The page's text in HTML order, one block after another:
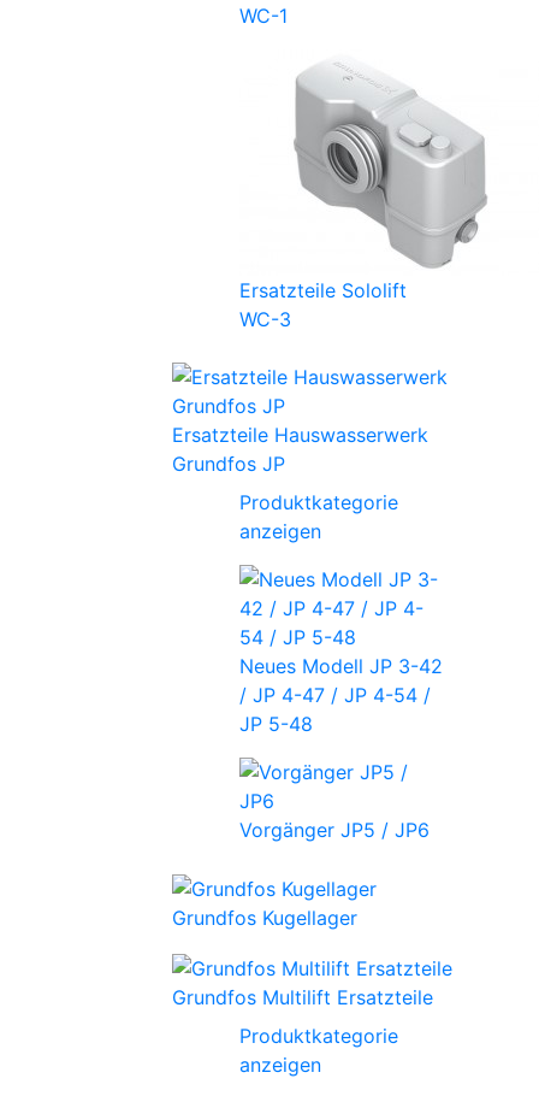
WC-1
Ersatzteile Sololift
WC-3
Ersatzteile Hauswasserwerk
Grundfos JP
Produktkategorie
anzeigen
Neues Modell JP 3-42
/ JP 4-47 / JP 4-54 /
JP 5-48
Vorgänger JP5 / JP6
Grundfos Kugellager
Grundfos Multilift Ersatzteile
Produktkategorie
anzeigen